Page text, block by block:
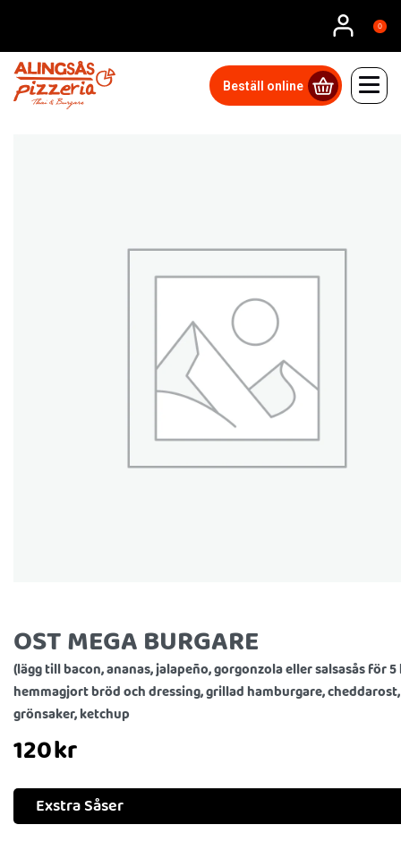
0
Beställ online
OST MEGA BURGARE
(lägg till bacon, ananas, jalapeño, gorgonzola eller salsasås för 5
hemmagjort bröd och dressing, grillad hamburgare, cheddarost,
grönsaker, ketchup
120kr
Exstra Såser